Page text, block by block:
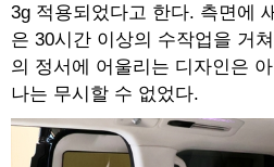
3g 적용되었다고 한다. 측면에
은 30시간 이상의 수작업을 거
의 정서에 어울리는 디자인은
나는 무시할 수 없었다.